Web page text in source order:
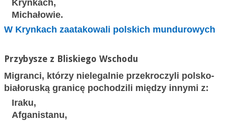
Krynkach,
Michałowie.
W Krynkach zaatakowali polskich mundurowych
Przybysze z Bliskiego Wschodu
Migranci, którzy nielegalnie przekroczyli polsko-
białoruską granicę pochodzili między innymi z:
Iraku,
Afganistanu,